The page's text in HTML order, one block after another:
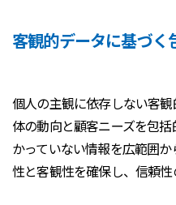
客観的データに基づく
個人の主観に依存しない客
体の動向と顧客ニーズを包
かっていない情報を広範囲
性と客観性を確保し、信頼性